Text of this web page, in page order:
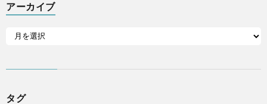
アーカイブ
タグ